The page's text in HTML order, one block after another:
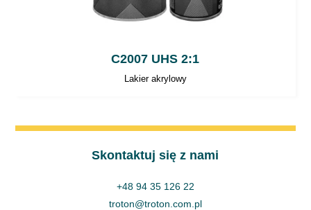
C2007 UHS 2:1
Lakier akrylowy
Skontaktuj się z nami
+48 94 35 126 22
troton@troton.com.pl